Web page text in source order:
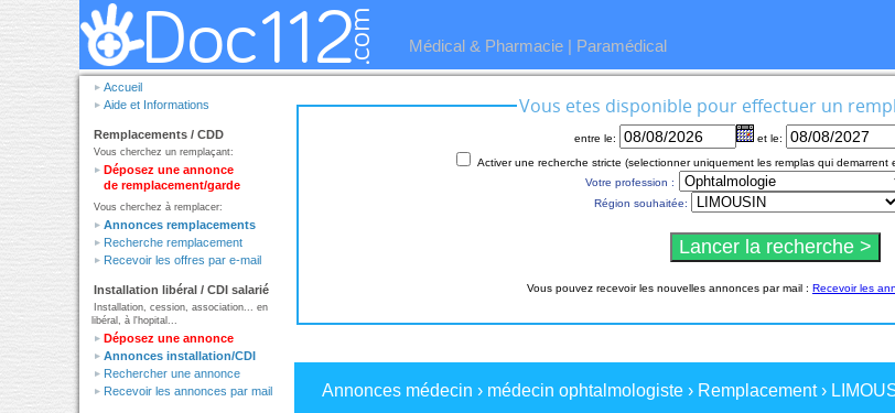
Médical & Pharmacie | Paramédical
Accueil
Aide et Informations
Remplacements / CDD
Vous cherchez un remplaçant:
Déposez une annonce
de remplacement/garde
Vous cherchez à remplacer:
Annonces remplacements
Recherche remplacement
Recevoir les offres par e-mail
Installation libéral / CDI salarié
Installation, cession, association... en
libéral, à l'hopital...
Déposez une annonce
Annonces installation/CDI
Rechercher une annonce
Recevoir les annonces par mail
Vous etes disponible pour effectuer un
entre le:
et le:
Activer une recherche stricte (selectionner uniquement les remplas qui demarrent
Votre profession :
Région souhaitée:
Vous pouvez recevoir les nouvelles annonces par mail : Recevoir les
Annonces médecin › médecin ophtalmologiste › Remplacement ›